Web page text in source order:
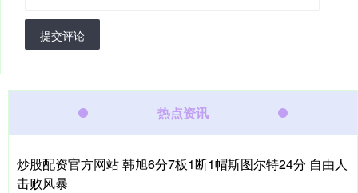
提交评论
热点资讯
炒股配资官方网站 韩旭6分7板1断1帽斯图尔特24分 自由人
击败风暴